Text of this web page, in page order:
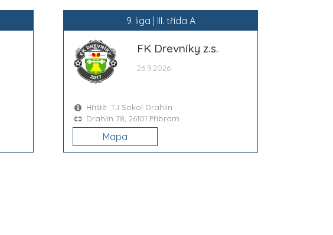
9. liga | III. třída A
FK Drevníky z.s.
26.9.2026
Hřiště: TJ Sokol Drahlín
Drahlín 78, 26101 Příbram
Mapa